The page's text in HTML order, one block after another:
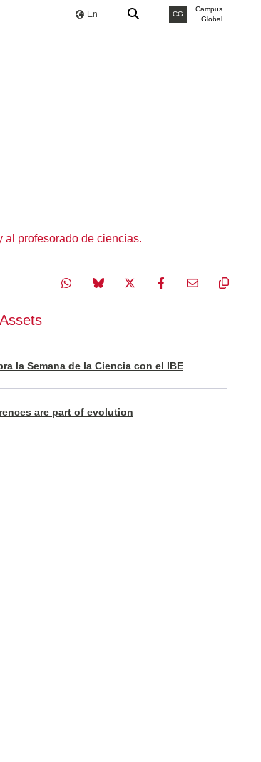
En CG
Campus
Global
profesorado de ciencias.
la Semana de la Ciencia con el IBE
are part of evolution